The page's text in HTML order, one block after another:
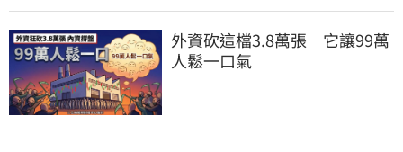
外資砍這檔3.8萬張　它讓99萬
人鬆一口氣